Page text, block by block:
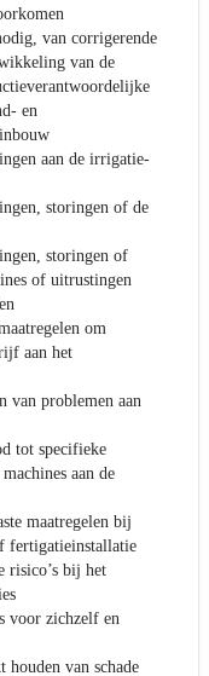
van corrigerende
van de
en
aan de irrigatie-
storingen of de
storingen of
of uitrustingen
om
aan het
van problemen aan
tot specifieke
aan de
maatregelen bij
fertigatieinstallatie
risico’s bij het
voor zichzelf en
van schade